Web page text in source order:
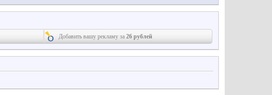
Добавить вашу рекламу за26 рублей